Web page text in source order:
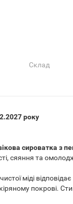
Склад
року
сироватка з
сяяння та
міді
покрові.